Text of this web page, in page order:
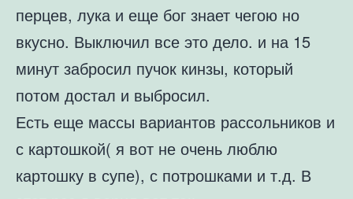
перцев, лука и еще бог знает чегою но
вкусно. Выключил все это дело. и на 15
минут забросил пучок кинзы, который
потом достал и выбросил.
Есть еще массы вариантов рассольников и
с картошкой( я вот не очень люблю
картошку в супе), с потрошками и т.д. В